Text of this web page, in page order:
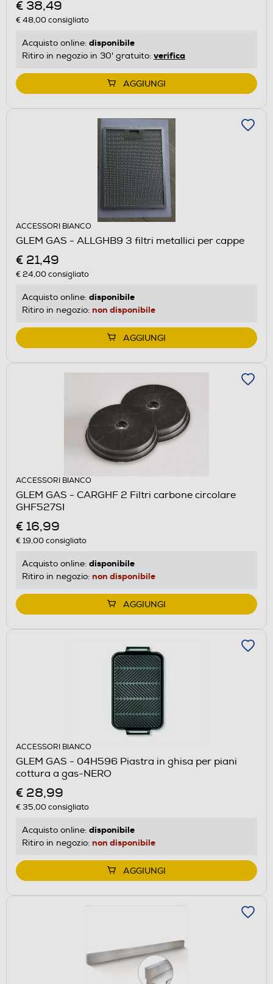
€ 38,49
€ 48,00consigliato
Acquisto online: disponibile
Ritiro in negozio in 30' gratuito: verifica
AGGIUNGI
ACCESSORI BIANCO
GLEM GAS - ALLGHB9 3 filtri metallici per cappe
€ 21,49
€ 24,00consigliato
Acquisto online: disponibile
Ritiro in negozio: non disponibile
AGGIUNGI
ACCESSORI BIANCO
GLEM GAS - CARGHF 2 Filtri carbone circolare
GHF527SI
€ 16,99
€ 19,00consigliato
Acquisto online: disponibile
Ritiro in negozio: non disponibile
AGGIUNGI
ACCESSORI BIANCO
GLEM GAS - 04H596 Piastra in ghisa per piani
cottura a gas-NERO
€ 28,99
€ 35,00consigliato
Acquisto online: disponibile
Ritiro in negozio: non disponibile
AGGIUNGI